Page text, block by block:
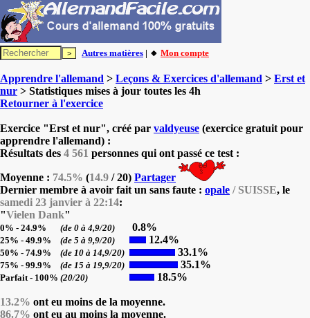
Autres matières | 🔸 Mon compte
Apprendre l'allemand > Leçons & Exercices d'allemand > Erst et
nur > Statistiques mises à jour toutes les 4h
Retourner à l'exercice
Exercice "Erst et nur", créé par valdyeuse (exercice gratuit pour
apprendre l'allemand) :
Résultats des 4 561 personnes qui ont passé ce test :
Moyenne : 74.5% (14.9 / 20) Partager
Dernier membre à avoir fait un sans faute : opale / SUISSE, le
samedi 23 janvier à 22:14:
"Vielen Dank"
0% - 24.9% (de 0 à 4,9/20) 0.8%
25% - 49.9% (de 5 à 9,9/20) 12.4%
50% - 74.9% (de 10 à 14,9/20) 33.1%
75% - 99.9% (de 15 à 19,9/20) 35.1%
Parfait - 100% (20/20) 18.5%
13.2% ont eu moins de la moyenne.
86.7% ont eu au moins la moyenne.